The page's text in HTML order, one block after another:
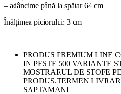
– adâncime până la spătar 64 cm
Înălțimea piciorului: 3 cm
PRODUS PREMIUM LINE
IN PESTE 500 VARIANTE
MOSTRARUL DE STOFE
PRODUS.TERMEN
SAPTAMANI